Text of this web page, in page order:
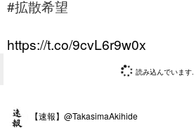
#拡散希望
https://t.co/9cvL6r9w0x
読み込んでいます...
【速報】@TakasimaAkihide